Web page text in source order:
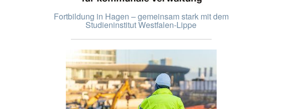
Fortbildung in Hagen – gemeinsam stark mit dem
Studieninstitut Westfalen-Lippe